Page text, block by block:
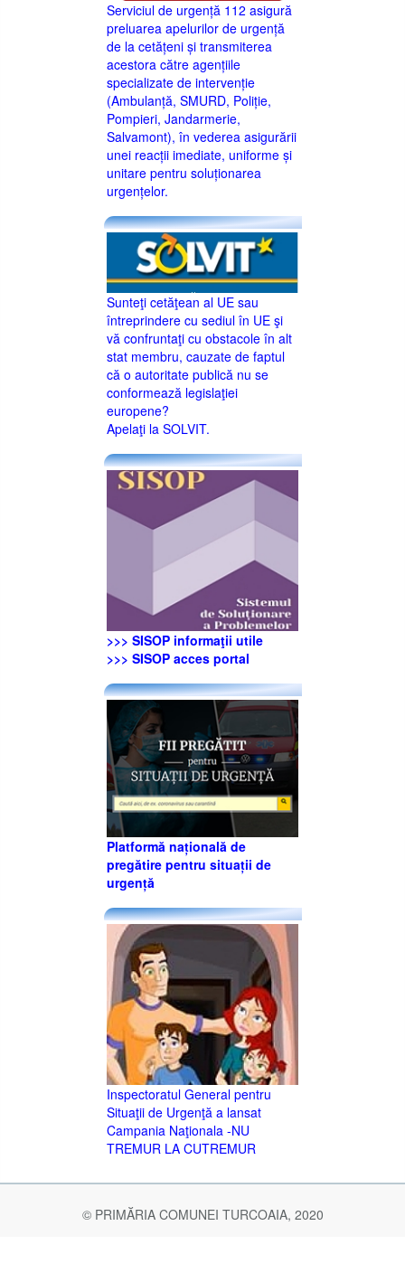
Serviciul de urgență 112 asigură
preluarea apelurilor de urgență
de la cetățeni și transmiterea
acestora către agențiile
specializate de intervenție
(Ambulanță, SMURD, Poliție,
Pompieri, Jandarmerie,
Salvamont), în vederea asigurării
unei reacții imediate, uniforme și
unitare pentru soluționarea
urgențelor.
Sunteţi cetăţean al UE sau
întreprindere cu sediul în UE şi
vă confruntaţi cu obstacole în alt
stat membru, cauzate de faptul
că o autoritate publică nu se
conformează legislaţiei
europene?
Apelaţi la SOLVIT.
>>> SISOP informaţii utile
>>> SISOP acces portal
Platformă națională de
pregătire pentru situații de
urgență
Inspectoratul General pentru
Situaţii de Urgenţă a lansat
Campania Naţionala -NU
TREMUR LA CUTREMUR
© PRIMĂRIA COMUNEI TURCOAIA, 2020